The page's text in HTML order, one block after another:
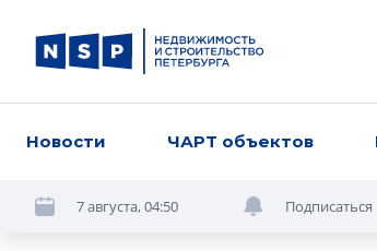
Новости ЧАРТ объектов
7 августа, 04:50 Подписаться